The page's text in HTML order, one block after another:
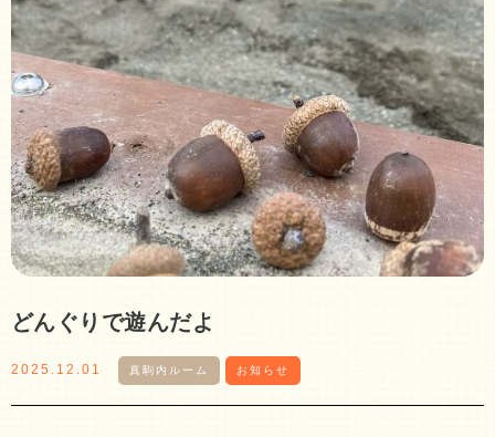
どんぐりで遊んだよ
2025.12.01 真駒内ルーム お知らせ